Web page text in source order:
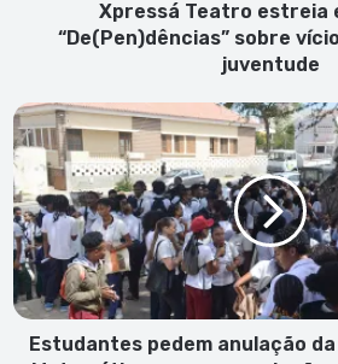
juventude
Xpressá Teatro estreia
“De(Pen)dências” sobre
juventude
Estudantes
pedem
anulação
da
prova
nacional
de
Matemática
e
querem
Estudantes pedem anulação